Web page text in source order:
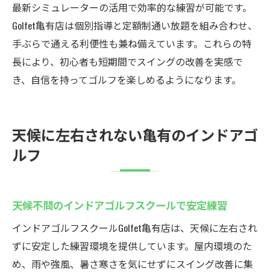
最新シミュレーターの活用で効率的な練習が可能です。
Golfet亀有店は個別指導と定額制通い放題を組み合わせ、
手ぶらで通える利便性も兼ね備えています。これらの特
長により、初心者も短期間でスイングの改善を実感で
き、自信を持ってゴルフを楽しめるようになります。
天候に左右されない亀有のインドアゴ
ルフ
天候不問のインドアゴルフスクールで安定練習
インドアゴルフスクールGolfet亀有店は、天候に左右され
ずに安定した練習環境を提供しています。屋内環境のた
め、雨や強風、暑さ寒さを気にせずにスイング改善に集